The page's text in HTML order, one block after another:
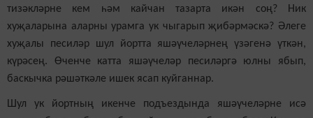
тизәкләрне кем һәм кайчан тазарта икән соң? Ник
хуҗаларына аларны урамга ук чыгарып җибәрмәскә? Әлеге
хуҗалы песиләр шул йортта яшәүчеләрнең үзәгенә үткән,
күрәсең. Өченче катта яшәүчеләр песиләргә юлны ябып,
баскычка рәшәткәле ишек ясап куйганнар.
Шул ук йортның икенче подъездында яшәүчеләрне исә